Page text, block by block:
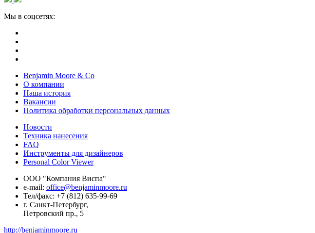
Мы в соцсетях:
Benjamin Moore & Co
О компании
Наша история
Вакансии
Политика обработки персональных данных
Новости
Техника нанесения
FAQ
Инструменты для дизайнеров
Personal Color Viewer
ООО "Компания Виспа"
е-mail: office@benjaminmoore.ru
Тел/факс: +7 (812) 635-99-69
г. Санкт-Петербург,
Петровский пр., 5
http://benjaminmoore.ru